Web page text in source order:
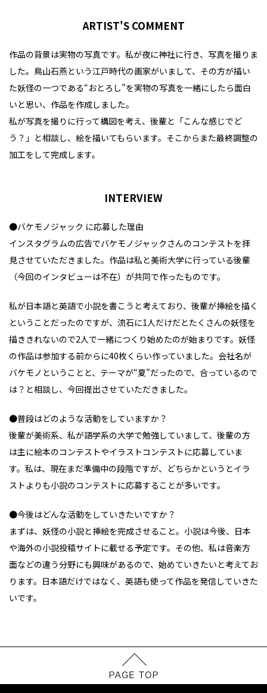
ARTIST'S COMMENT
作品の背景は実物の写真です。私が夜に神社に行き、写真を撮りま
した。鳥山石燕という江戸時代の画家がいまして、その方が描い
た妖怪の一つである“おとろし”を実物の写真を一緒にしたら面白
いと思い、作品を作成しました。
私が写真を撮りに行って構図を考え、後輩と「こんな感じでど
う？」と相談し、絵を描いてもらいます。そこからまた最終調整の
加工をして完成します。
INTERVIEW
●バケモノジャック に応募した理由
インスタグラムの広告でバケモノジャックさんのコンテストを拝
見させていただきました。作品は私と美術大学に行っている後輩
（今回のインタビューは不在）が共同で作ったものです。
私が日本語と英語で小説を書こうと考えており、後輩が挿絵を描く
ということだったのですが、流石に1人だけだとたくさんの妖怪を
描ききれないので2人で一緒につくり始めたのが始まりです。妖怪
の作品は参加する前からに40枚くらい作っていました。会社名が
バケモノということと、テーマが“夏”だったので、合っているので
は？と相談し、今回提出させていただきました。
●普段はどのような活動をしていますか？
後輩が美術系、私が語学系の大学で勉強していまして、後輩の方
は主に絵本のコンテストやイラストコンテストに応募していま
す。私は、現在まだ準備中の段階ですが、どちらかというとイラ
ストよりも小説のコンテストに応募することが多いです。
●今後はどんな活動をしていきたいですか？
まずは、妖怪の小説と挿絵を完成させること。小説は今後、日本
や海外の小説投稿サイトに載せる予定です。その他、私は音楽方
面などの違う分野にも興味があるので、始めていきたいと考えてお
ります。日本語だけではなく、英語も使って作品を発信していきた
いです。